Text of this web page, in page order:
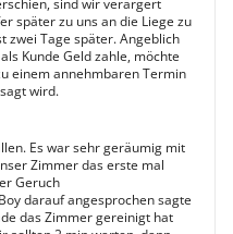
sind wir verärgert
später zu uns an die Liege zu
zwei Tage später. Angeblich
Kunde Geld zahle, möchte
einem annehmbaren Termin
wird.
Es war sehr geräumig mit
Zimmer das erste mal
Geruch
darauf angesprochen sagte
das Zimmer gereinigt hat